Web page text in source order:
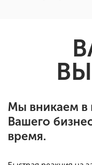
Мы вникаем в
Вашего
время.